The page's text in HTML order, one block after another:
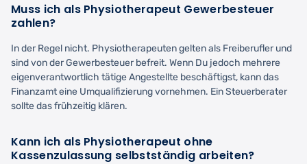
Muss ich als Physiotherapeut Gewerbesteuer
zahlen?
In der Regel nicht. Physiotherapeuten gelten als Freiberufler und
sind von der Gewerbesteuer befreit. Wenn Du jedoch mehrere
eigenverantwortlich tätige Angestellte beschäftigst, kann das
Finanzamt eine Umqualifizierung vornehmen. Ein Steuerberater
sollte das frühzeitig klären.
Kann ich als Physiotherapeut ohne
Kassenzulassung selbstständig arbeiten?